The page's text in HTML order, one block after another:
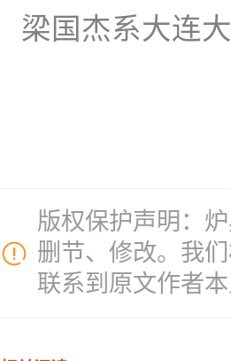
梁国杰系大连
版权保护声明：
删节、修改。我
联系到原文作者